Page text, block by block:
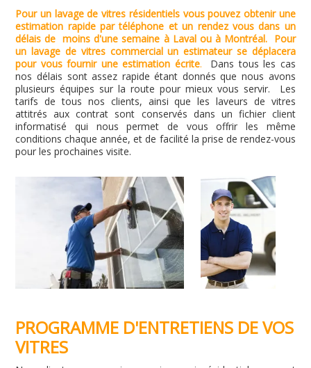
Pour un lavage de vitres résidentiels vous pouvez obtenir une
estimation rapide par téléphone et un rendez vous dans un
délais de moins d'une semaine à Laval ou à Montréal. Pour
un lavage de vitres commercial un estimateur se déplacera
pour vous fournir une estimation écrite.
Dans tous les cas
nos délais sont assez rapide étant donnés que nous avons
plusieurs équipes sur la route pour mieux vous servir. Les
tarifs de tous nos clients, ainsi que les laveurs de vitres
attitrés aux contrat sont conservés dans un fichier client
informatisé qui nous permet de vous offrir les même
conditions chaque année, et de facilité la prise de rendez-vous
pour les prochaines visite.
PROGRAMME D'ENTRETIENS DE VOS
VITRES